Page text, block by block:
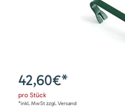
42,60€*
pro Stück
*inkl. MwSt zzgl. Versand